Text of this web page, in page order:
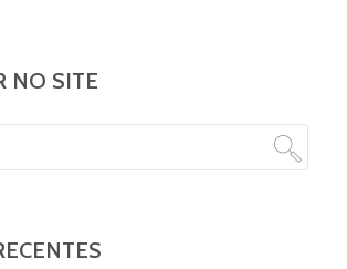
NO SITE